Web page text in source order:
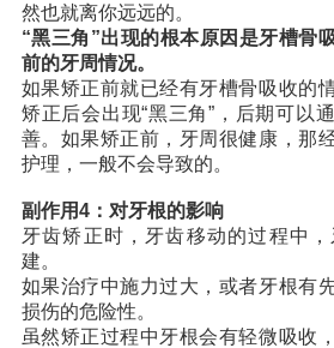
然也就离你远远的。
“黑三角”出现的根本原因是牙槽骨
前的牙周情况。
如果矫正前就已经有牙槽骨吸收的
矫正后会出现“黑三角”，后期可以
善。如果矫正前，牙周很健康，那
护理，一般不会导致的。
副作用4：对牙根的影响
牙齿矫正时，牙齿移动的过程中
建。
如果治疗中施力过大，或者牙根有
损伤的危险性。
虽然矫正过程中牙根会有轻微吸收